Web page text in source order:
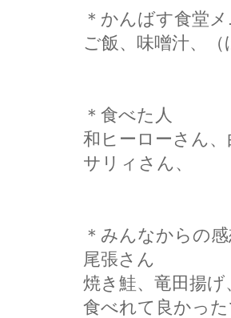
＊かんばす食堂
ご飯、味噌汁、
＊食べた人
和ヒーローさん
サリィさん、
＊みんなからの感
尾張さん
焼き鮭、竜田揚
食べれて良かった